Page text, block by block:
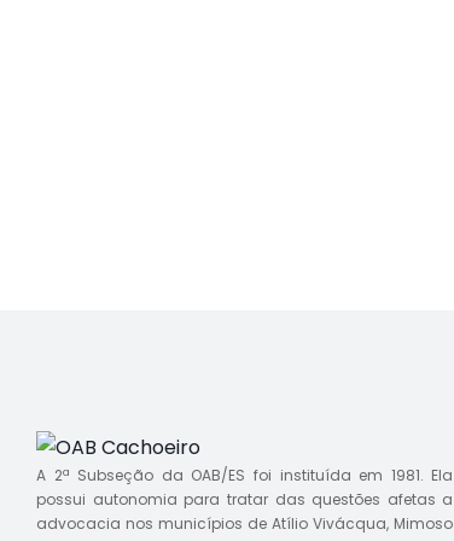
A 2ª Subseção da OAB/ES foi instituída em 1981. Ela
possui autonomia para tratar das questões afetas a
advocacia nos municípios de Atílio Vivácqua, Mimoso